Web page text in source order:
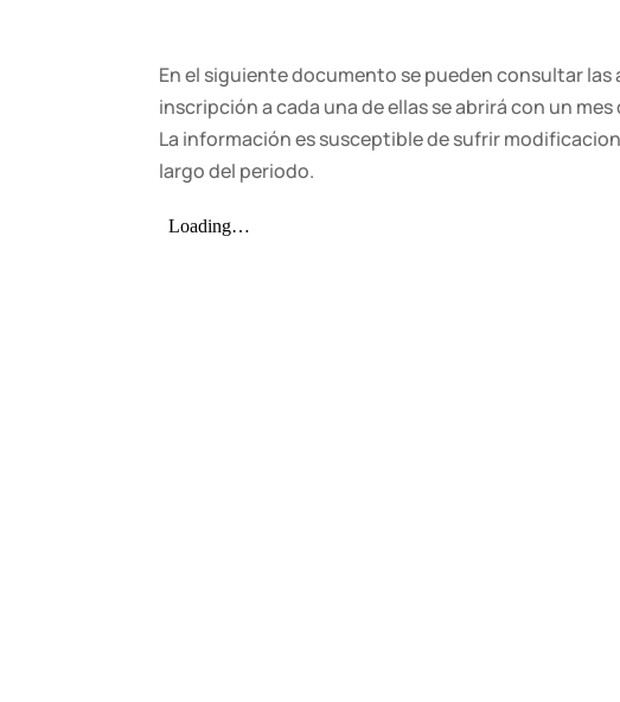
En el siguiente documento se pueden consultar
inscripción a cada una de ellas se abrirá con un
La información es susceptible de sufrir
largo del periodo.